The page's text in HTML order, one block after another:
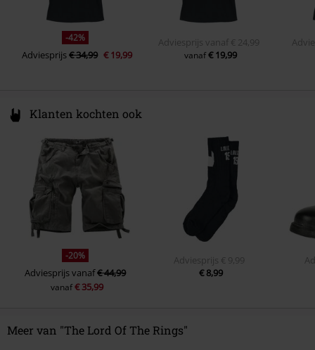
-42%
Adviesprijs€ 34,99 € 19,99
Adviesprijs vanaf € 24,99
vanaf€ 19,99
Klanten kochten ook
-20%
Adviesprijsvanaf€ 44,99
vanaf€ 35,99
Adviesprijs
€ 9,99
€ 8,99
Meer van "The Lord Of The Rings"